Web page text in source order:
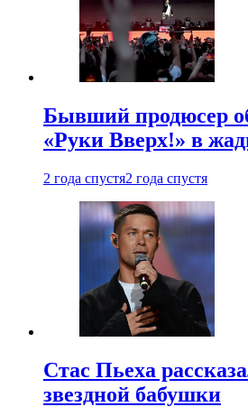
Бывший продюсер
«Руки Вверх!» в
2 года спустя2 года спустя
Стас Пьеха
звездной бабушки